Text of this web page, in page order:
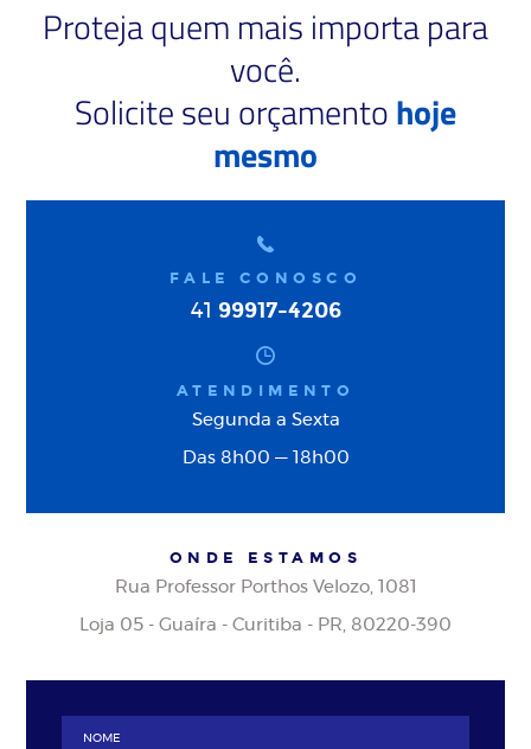
Proteja quem mais importa para
você.
Solicite seu orçamentohoje
mesmo
FALE CONOSCO
41 99917-4206
ATENDIMENTO
Segunda a Sexta
Das 8h00 — 18h00
ONDE ESTAMOS
Rua Professor Porthos Velozo, 1081
Loja 05 - Guaíra - Curitiba - PR, 80220-390